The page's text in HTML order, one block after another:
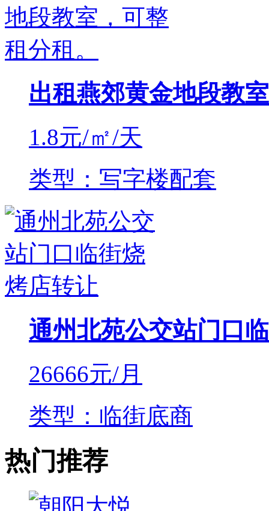
出租燕郊黄金地段教
1.8元/㎡/天
类型：写字楼配套
通州北苑公交站门口
26666元/月
类型：临街底商
热门推荐